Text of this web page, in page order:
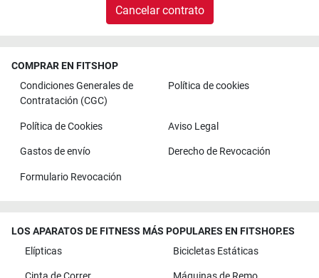
Cancelar contrato
COMPRAR EN FITSHOP
Condiciones Generales de
Contratación (CGC)
Política de cookies
Política de Cookies Aviso Legal
Gastos de envío Derecho de Revocación
Formulario Revocación
LOS APARATOS DE FITNESS MÁS POPULARES EN FITSHOP.ES
Elípticas
Bicicletas Estáticas